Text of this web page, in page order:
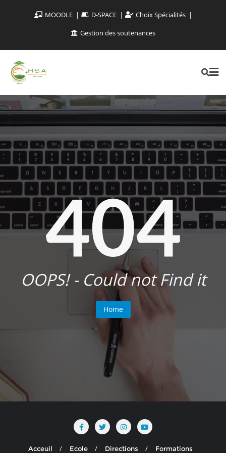
MOODLE D-SPACE
Choix Spécialités
Gestion des soutenances
404
OOPS! - Could not Find it
Home
Acceuil Ecole Directions Formations